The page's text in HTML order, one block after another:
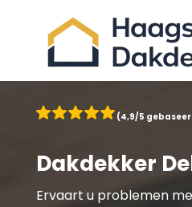
(4,9/5
Dakdekker
Ervaart u problemen